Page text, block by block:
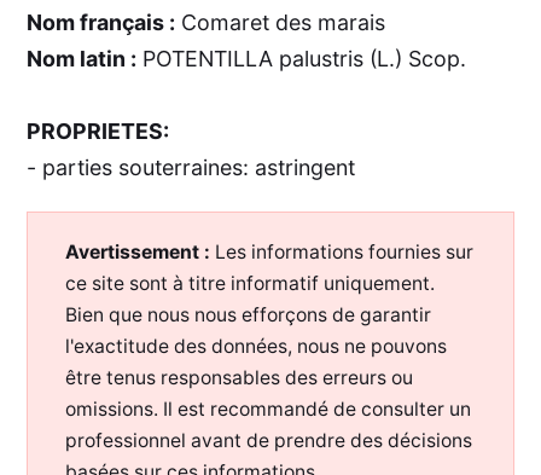
Nom français : Comaret des marais
Nom latin : POTENTILLA palustris (L.) Scop.
PROPRIETES:
- parties souterraines: astringent
Avertissement : Les informations fournies sur
ce site sont à titre informatif uniquement.
Bien que nous nous efforçons de garantir
l'exactitude des données, nous ne pouvons
être tenus responsables des erreurs ou
omissions. Il est recommandé de consulter un
professionnel avant de prendre des décisions